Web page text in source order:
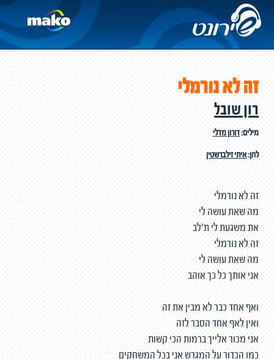
זה לא נורמלי
רון שובל
מילים:דורון מדלי
לחן:איתי זילברשטין
זה לא נורמלי
מה שאת עושה לי
את משגעת לי ת'לב
זה לא נורמלי
מה שאת עושה לי
אני אותך כל כך אוהב
ואף אחד כבר לא מבין את זה
ואין לאף אחד הסבר לזה
אני מכור אלייך ברמות הכי קשות
כמו הכדור על המגרש אני בכל המשחקים